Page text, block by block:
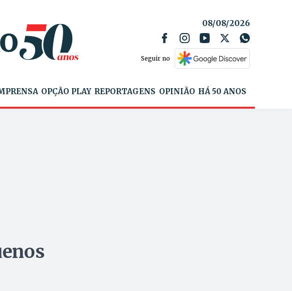
08/08/2026
Seguir no
OPÇÃO PLAY REPORTAGENS OPINIÃO HÁ 50 ANOS